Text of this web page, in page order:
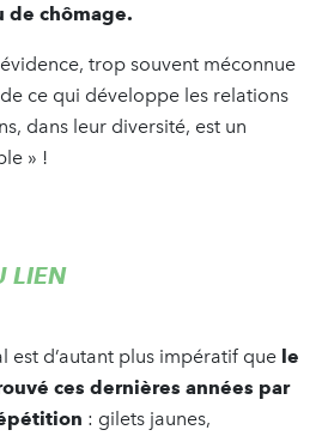
de chômage.
trop souvent méconnue
ce qui développe les relations
dans leur diversité, est un
» !
LIEN
est d’autant plus impératif que le
ces dernières années par
: gilets jaunes,